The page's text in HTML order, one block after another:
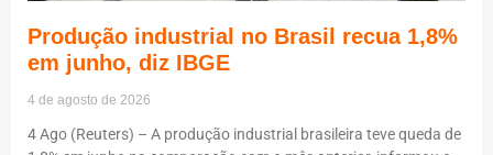
Produção industrial no Brasil recua 1,8%
em junho, diz IBGE
4 de agosto de 2026
4 Ago (Reuters) – A produção industrial brasileira teve queda de